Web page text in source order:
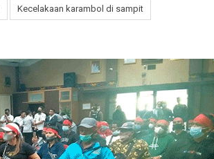
Kecelakaan karambol di sampit